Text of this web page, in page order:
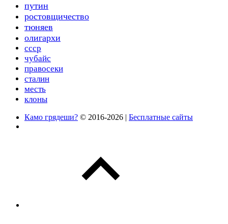
путин
ростовщичество
тюняев
олигархи
ссср
чубайс
правосеки
сталин
месть
клоны
Камо грядеши? © 2016-2026 | Бесплатные сайты